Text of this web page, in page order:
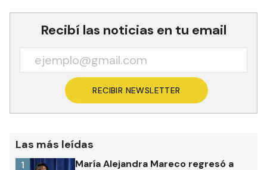
Recibí las noticias en tu email
RECIBIR NEWSLETTER
Las más leídas
María Alejandra Mareco regresó a
1